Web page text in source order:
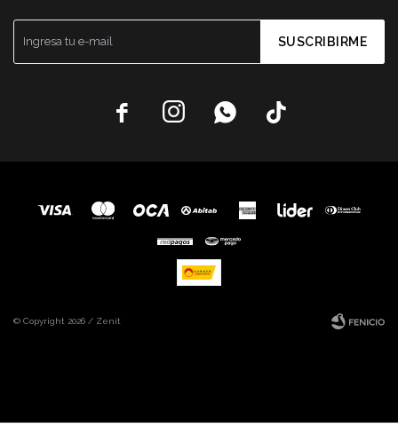
SUSCRIBIRME
   
© Copyright 2026 / Zenit